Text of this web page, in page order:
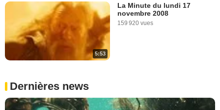
5:53
La Minute du lundi 17
novembre 2008
159 920 vues
Dernières news